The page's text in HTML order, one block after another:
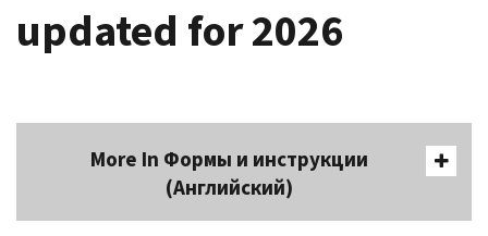
updated for 2026
More In Формы и инструкции
(Английский)